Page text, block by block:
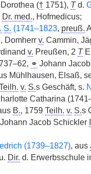
(† 1751), Td.
Dr. med., Hofmedicus;
S. (1741–1823, preuß.
Domherr v. Cammin,
v. Preußen, 2 T
⚭ Johann
Mühlhausen, Elsaß,
v. S.s Geschäft, s.
Catharina
B., 1759 Teilh. v. S.s
Jacob Schickler
(1739–1827), aus
Dir. d. Erwerbsschule